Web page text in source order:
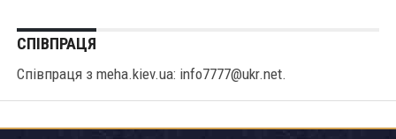
СПІВПРАЦЯ
Співпраця з meha.kiev.ua: info7777@ukr.net.